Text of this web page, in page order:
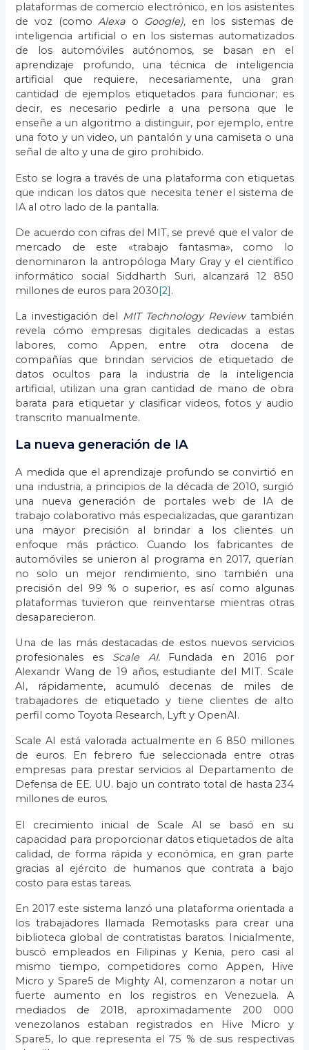
plataformas de comercio electrónico, en los asistentes
de voz (comoAlexa o Google), en los sistemas de
inteligencia artificial o en los sistemas automatizados
de los automóviles autónomos, se basan en el
aprendizaje profundo, una técnica de inteligencia
artificial que requiere, necesariamente, una gran
cantidad de ejemplos etiquetados para funcionar; es
decir, es necesario pedirle a una persona que le
enseñe a un algoritmo a distinguir, por ejemplo, entre
una foto y un video, un pantalón y una camiseta o una
señal de alto y una de giro prohibido.
Esto se logra a través de una plataforma con etiquetas
que indican los datos que necesita tener el sistema de
IA al otro lado de la pantalla.
De acuerdo con cifras del MIT, se prevé que el valor de
mercado de este «trabajo fantasma», como lo
denominaron la antropóloga Mary Gray y el científico
informático social Siddharth Suri, alcanzará 12 850
millones de euros para 2030[2].
La investigación del MIT Technology Reviewtambién
revela cómo empresas digitales dedicadas a estas
labores, como Appen, entre otra docena de
compañías que brindan servicios de etiquetado de
datos ocultos para la industria de la inteligencia
artificial, utilizan una gran cantidad de mano de obra
barata para etiquetar y clasificar videos, fotos y audio
transcrito manualmente.
La nueva generación de IA
A medida que el aprendizaje profundo se convirtió en
una industria, a principios de la década de 2010, surgió
una nueva generación de portales web de IA de
trabajo colaborativo más especializadas, que garantizan
una mayor precisión al brindar a los clientes un
enfoque más práctico. Cuando los fabricantes de
automóviles se unieron al programa en 2017, querían
no solo un mejor rendimiento, sino también una
precisión del 99 % o superior, es así como algunas
plataformas tuvieron que reinventarse mientras otras
desaparecieron.
Una de las más destacadas de estos nuevos servicios
profesionales es Scale AI.Fundada en 2016 por
Alexandr Wang de 19 años, estudiante del MIT. Scale
AI, rápidamente, acumuló decenas de miles de
trabajadores de etiquetado y tiene clientes de alto
perfil como Toyota Research, Lyft y OpenAI.
Scale AI está valorada actualmente en 6 850 millones
de euros. En febrero fue seleccionada entre otras
empresas para prestar servicios al Departamento de
Defensa de EE. UU. bajo un contrato total de hasta 234
millones de euros.
El crecimiento inicial de Scale AI se basó en su
capacidad para proporcionar datos etiquetados de alta
calidad, de forma rápida y económica, en gran parte
gracias al ejército de humanos que contrata a bajo
costo para estas tareas.
En 2017 este sistema lanzó una plataforma orientada a
los trabajadores llamada Remotasks para crear una
biblioteca global de contratistas baratos. Inicialmente,
buscó empleados en Filipinas y Kenia, pero casi al
mismo tiempo, competidores como Appen, Hive
Micro y Spare5 de Mighty AI, comenzaron a notar un
fuerte aumento en los registros en Venezuela. A
mediados de 2018, aproximadamente 200 000
venezolanos estaban registrados en Hive Micro y
Spare5, lo que representa el 75 % de sus respectivas